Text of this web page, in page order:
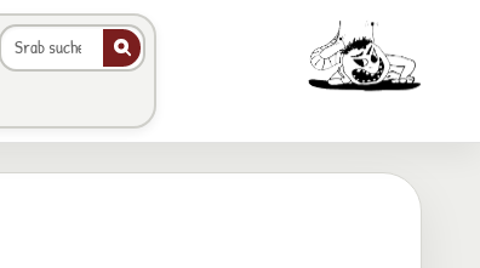
Galerie durchsuchen
Animierter Srab im